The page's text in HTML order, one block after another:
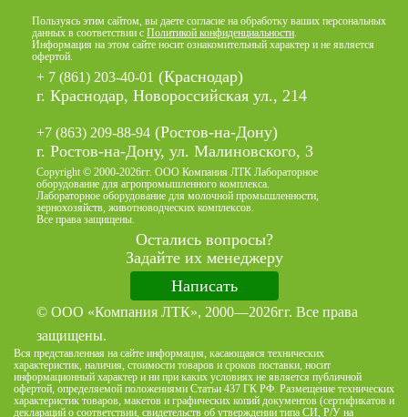
Пользуясь этим сайтом, вы даете согласие на обработку ваших персональных
данных в соответствии с Политикой конфиденциальности
Информация на этом сайте носит ознакомительный характер и не является
офертой.
+ 7 (861) 203-40-01 (Краснодар)
г. Краснодар, Новороссийская ул., 214
+7 (863) 209-88-94 (Ростов-на-Дону)
г. Ростов-на-Дону, ул. Малиновского, 3
Copyright © 2000-2026гг. ООО Компания ЛТК Лабораторное
оборудование для агропромышленного комплекса.
Лабораторное оборудование для молочной промышленности,
зернохозяйств, животноводческих комплексов.
Все права защищены.
Остались вопросы?
Задайте их менеджеру
Написать
© ООО «Компания ЛТК», 2000—2026гг. Все права
защищены.
Вся представленная на сайте информация, касающаяся технических
характеристик, наличия, стоимости товаров и сроков поставки, носит
информационный характер и ни при каких условиях не является публичной
офертой, определяемой положениями Статьи 437 ГК РФ. Размещение технических
характеристик товаров, макетов и графических копий документов (сертификатов и
деклараций о соответствии, свидетельств об утверждении типа СИ, Р/У на